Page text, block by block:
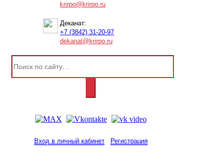
krirpo@krirpo.ru
Деканат:
+7 (3842) 31-20-97
dekanat@krirpo.ru
Вход в личный кабинет Регистрация